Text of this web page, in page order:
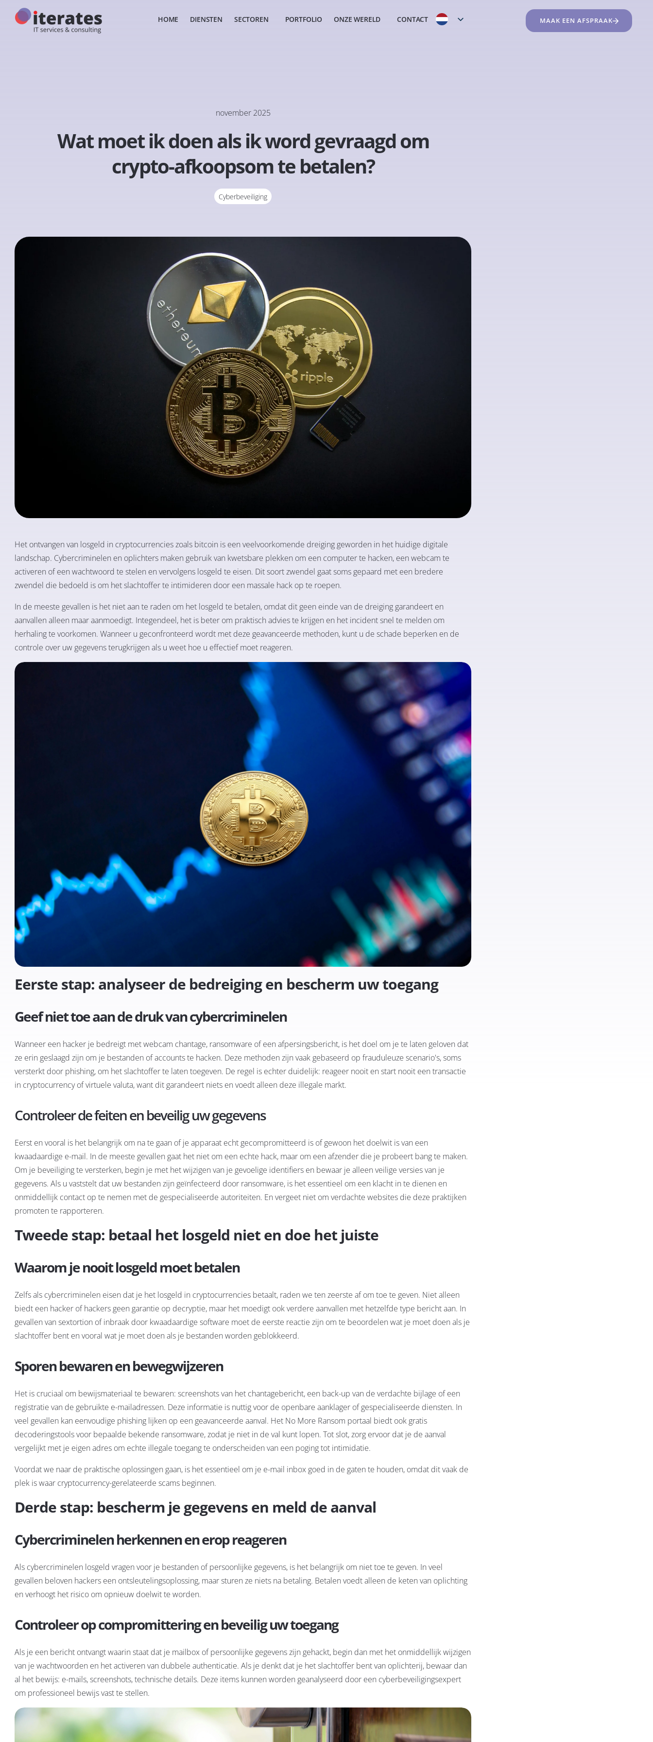
HOME DIENSTEN SECTOREN PORTFOLIO ONZE WERELD CONTACT MAAK EEN AFSPRAAK
november 2025
Wat moet ik doen als ik word gevraagd om
crypto-afkoopsom te betalen?
Cyberbeveiliging
Het ontvangen van losgeld in cryptocurrencies zoals bitcoin is een veelvoorkomende dreiging geworden in het huidige digitale
landschap. Cybercriminelen en oplichters maken gebruik van kwetsbare plekken om een computer te hacken, een webcam te
activeren of een wachtwoord te stelen en vervolgens losgeld te eisen. Dit soort zwendel gaat soms gepaard met een bredere
zwendel die bedoeld is om het slachtoffer te intimideren door een massale hack op te roepen.
In de meeste gevallen is het niet aan te raden om het losgeld te betalen, omdat dit geen einde van de dreiging garandeert en
aanvallen alleen maar aanmoedigt. Integendeel, het is beter om praktisch advies te krijgen en het incident snel te melden om
herhaling te voorkomen. Wanneer u geconfronteerd wordt met deze geavanceerde methoden, kunt u de schade beperken en de
controle over uw gegevens terugkrijgen als u weet hoe u effectief moet reageren.
Eerste stap: analyseer de bedreiging en bescherm uw toegang
Geef niet toe aan de druk van cybercriminelen
Wanneer een hacker je bedreigt met webcam chantage, ransomware of een afpersingsbericht, is het doel om je te laten geloven dat
ze erin geslaagd zijn om je bestanden of accounts te hacken. Deze methoden zijn vaak gebaseerd op frauduleuze scenario's, soms
versterkt door phishing, om het slachtoffer te laten toegeven. De regel is echter duidelijk: reageer nooit en start nooit een transactie
in cryptocurrency of virtuele valuta, want dit garandeert niets en voedt alleen deze illegale markt.
Controleer de feiten en beveilig uw gegevens
Eerst en vooral is het belangrijk om na te gaan of je apparaat echt gecompromitteerd is of gewoon het doelwit is van een
kwaadaardige e-mail. In de meeste gevallen gaat het niet om een echte hack, maar om een afzender die je probeert bang te maken.
Om je beveiliging te versterken, begin je met het wijzigen van je gevoelige identifiers en bewaar je alleen veilige versies van je
gegevens. Als u vaststelt dat uw bestanden zijn geïnfecteerd door ransomware, is het essentieel om een klacht in te dienen en
onmiddellijk contact op te nemen met de gespecialiseerde autoriteiten. En vergeet niet om verdachte websites die deze praktijken
promoten te rapporteren.
Tweede stap: betaal het losgeld niet en doe het juiste
Waarom je nooit losgeld moet betalen
Zelfs als cybercriminelen eisen dat je het losgeld in cryptocurrencies betaalt, raden we ten zeerste af om toe te geven. Niet alleen
biedt een hacker of hackers geen garantie op decryptie, maar het moedigt ook verdere aanvallen met hetzelfde type bericht aan. In
gevallen van sextortion of inbraak door kwaadaardige software moet de eerste reactie zijn om te beoordelen wat je moet doen als je
slachtoffer bent en vooral wat je moet doen als je bestanden worden geblokkeerd.
Sporen bewaren en bewegwijzeren
Het is cruciaal om bewijsmateriaal te bewaren: screenshots van het chantagebericht, een back-up van de verdachte bijlage of een
registratie van de gebruikte e-mailadressen. Deze informatie is nuttig voor de openbare aanklager of gespecialiseerde diensten. In
veel gevallen kan eenvoudige phishing lijken op een geavanceerde aanval. Het No More Ransom portaal biedt ook gratis
decoderingstools voor bepaalde bekende ransomware, zodat je niet in de val kunt lopen. Tot slot, zorg ervoor dat je de aanval
vergelijkt met je eigen adres om echte illegale toegang te onderscheiden van een poging tot intimidatie.
Voordat we naar de praktische oplossingen gaan, is het essentieel om je e-mail inbox goed in de gaten te houden, omdat dit vaak de
plek is waar cryptocurrency-gerelateerde scams beginnen.
Derde stap: bescherm je gegevens en meld de aanval
Cybercriminelen herkennen en erop reageren
Als cybercriminelen losgeld vragen voor je bestanden of persoonlijke gegevens, is het belangrijk om niet toe te geven. In veel
gevallen beloven hackers een ontsleutelingsoplossing, maar sturen ze niets na betaling. Betalen voedt alleen de keten van oplichting
en verhoogt het risico om opnieuw doelwit te worden.
Controleer op compromittering en beveilig uw toegang
Als je een bericht ontvangt waarin staat dat je mailbox of persoonlijke gegevens zijn gehackt, begin dan met het onmiddellijk wijzigen
van je wachtwoorden en het activeren van dubbele authenticatie. Als je denkt dat je het slachtoffer bent van oplichterij, bewaar dan
al het bewijs: e-mails, screenshots, technische details. Deze items kunnen worden geanalyseerd door een cyberbeveiligingsexpert
om professioneel bewijs vast te stellen.